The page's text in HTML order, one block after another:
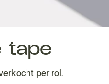
tape
per rol.